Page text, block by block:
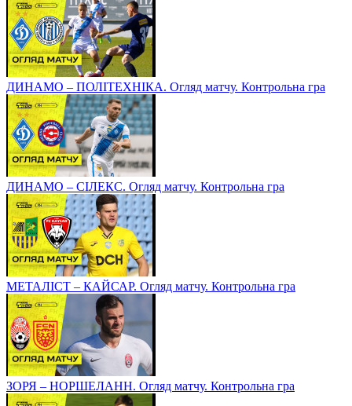
ДИНАМО – ПОЛІТЕХНІКА. Огляд матчу. Контрольна гра
ДИНАМО – СІЛЕКС. Огляд матчу. Контрольна гра
МЕТАЛІСТ – КАЙСАР. Огляд матчу. Контрольна гра
ЗОРЯ – НОРШЕЛАНН. Огляд матчу. Контрольна гра